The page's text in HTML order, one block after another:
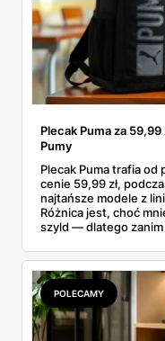
Plecak Puma za 59,99
Pumy
Plecak Puma trafia od
cenie 59,99 zł,
najtańsze modele z
Różnica jest, choć
szyld — dlatego zanim
rozpiska: co
odpowiedniki u
się opłaci.
POLECAMY